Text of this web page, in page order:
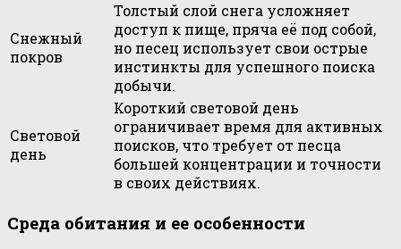
Снежный
покров
Толстый слой снега усложняет
доступ к пище, пряча её под собой,
но песец использует свои острые
инстинкты для успешного поиска
добычи.
Световой
день
Короткий световой день
ограничивает время для активных
поисков, что требует от песца
большей концентрации и точности
в своих действиях.
Среда обитания и ее особенности